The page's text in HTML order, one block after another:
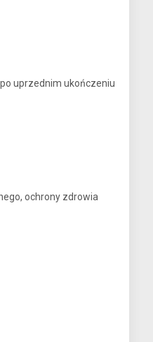
uprzednim ukończeniu
ochrony zdrowia